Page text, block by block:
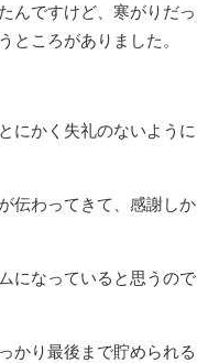
んですけど、寒がりだっ
ところがありました。
にかく失礼のないように
伝わってきて、感謝しか
になっていると思うので
かり最後まで貯められる